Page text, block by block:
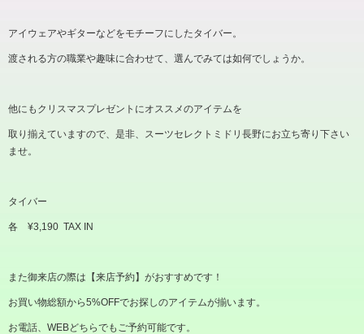
アイウェアやギターなどをモチーフにしたタイバー。
渡される方の職業や趣味に合わせて、選んでみては如何でしょうか。
他にもクリスマスプレゼントにオススメのアイテムを
取り揃えていますので、是非、スーツセレクトミドリ長野にお立ち寄り下さい
ませ。
タイバー
各 ¥3,190 TAX IN
また御来店の際は【来店予約】がおすすめです！
お買い物総額から5%OFFでお探しのアイテムが揃います。
お電話、 WEBどちらでもご予約可能です。